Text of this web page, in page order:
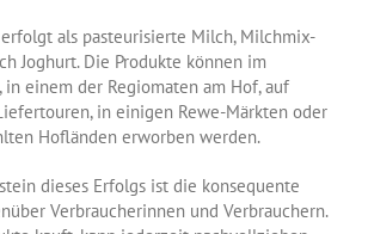
als pasteurisierte Milch, Milchmix-
Joghurt. Die Produkte können im
in einem der Regiomaten am Hof, auf
in einigen Rewe-Märkten oder
Hofländen erworben werden.
dieses Erfolgs ist die konsequente
Verbraucherinnen und Verbrauchern.